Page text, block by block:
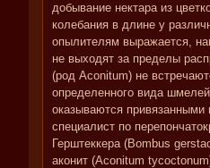
добывание нектара из
колебания в длине у
опылителям выражается,
не выходят за пределы
(род Aconitum) не
определенного вида
оказываются
специалист по
Герштеккера (Bombus
аконит (Aconitum